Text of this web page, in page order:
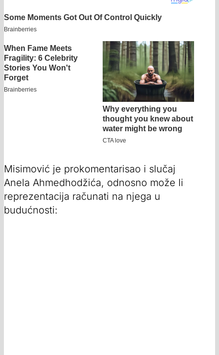
Misimović je prokomentarisao i slučaj
Anela Ahmedhodžića, odnosno može li
reprezentacija računati na njega u
budućnosti: